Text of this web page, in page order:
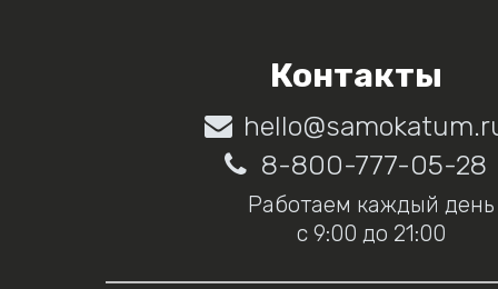
Контакты
8-800-777-05-28
Работаем каждый день
с 9:00 до 21:00